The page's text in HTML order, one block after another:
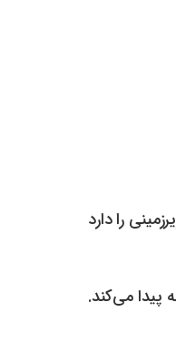
را دارد
پیدا می‌کند.